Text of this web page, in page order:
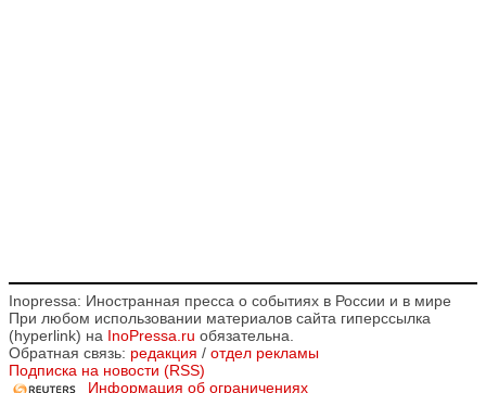
Inopressa: Иностранная пресса о событиях в России и в мире
При любом использовании материалов сайта гиперссылка
(hyperlink) на InoPressa.ru обязательна.
Обратная связь: редакция / отдел рекламы
Подписка на новости (RSS)
Информация об ограничениях